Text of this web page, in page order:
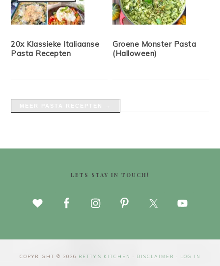
20x Klassieke Italiaanse
Pasta Recepten
Groene Monster Pasta
(Halloween)
LETS STAY IN TOUCH!
COPYRIGHT © 2026 BETTY'S KITCHEN · DISCLAIMER · LOG IN